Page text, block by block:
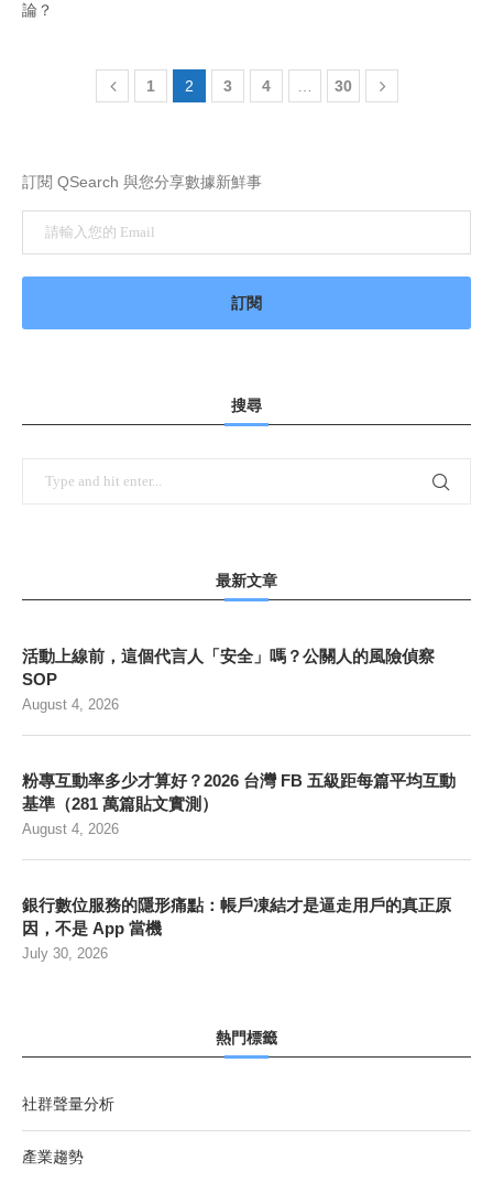
論？
1 2 3 4 30
訂閱 QSearch 與您分享數據新鮮事
搜尋
最新文章
活動上線前，這個代言人「安全」嗎？公關人的風險偵察
SOP
August 4, 2026
粉專互動率多少才算好？2026 台灣 FB 五級距每篇平均互動
基準（281 萬篇貼文實測）
August 4, 2026
銀行數位服務的隱形痛點：帳戶凍結才是逼走用戶的真正原
因，不是 App 當機
July 30, 2026
熱門標籤
社群聲量分析
產業趨勢